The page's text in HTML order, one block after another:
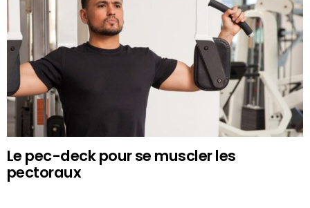
Le pec-deck pour se muscler les
pectoraux